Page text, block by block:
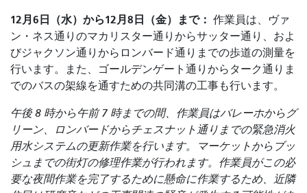
12月6日（水）から12月8日（金）まで： 作業員は、ヴァ
ン・ネス通りのマカリスター通りからサッター通り、およ
びジャクソン通りからロンバード通りまでの歩道の測量を
行います。また、ゴールデンゲート通りからターク通りま
でのバスの架線を通すための共同溝の工事も行います。
午後 8 時から午前 7 時までの間、作業員はバレーホからグ
リーン、ロンバードからチェスナット通りまでの緊急消火
用水システムの更新作業を行います。マーケットからブッ
シュまでの街灯の修理作業が行われます。作業員がこの必
要な夜間作業を完了するために懸命に作業するため、近隣